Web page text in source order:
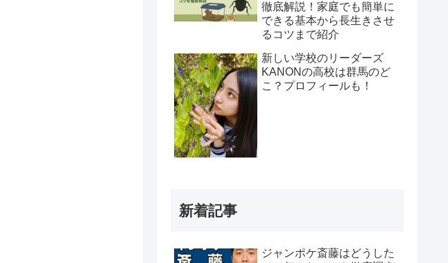
徹底解説！家庭でも簡単に
できる基本から長生きさせ
るコツまで紹介
新しい学校のリーダーズ
KANONの高校は群馬のど
こ？プロフィールも！
新着記事
ジャンポケ斎藤はどうした